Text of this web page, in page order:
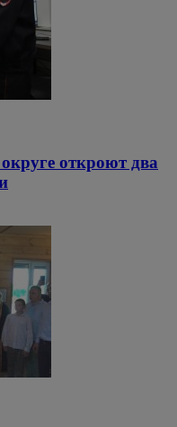
откроют два